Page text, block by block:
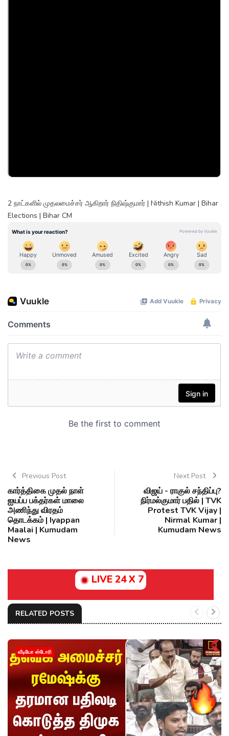
2 நாட்களில் முதலமைச்சர் ஆகிறார் நிதிஷ்குமார் | Nithish Kumar | Bihar
Elections | Bihar CM
Previous Post
கார்த்திகை முதல் நாள்
ஐயப்ப பக்தர்கள் மாலை
அணிந்து விரதம்
தொடக்கம் | Iyappan
Maalai | Kumudam
News
Next Post
விஜய் - ராகுல் சந்திப்பு?
நிர்மல்குமார் பதில் | TVK
Protest TVK Vijay |
Nirmal Kumar |
Kumudam News
LIVE 24 X 7
RELATED POSTS
வீடியோ ஸ்டோரி